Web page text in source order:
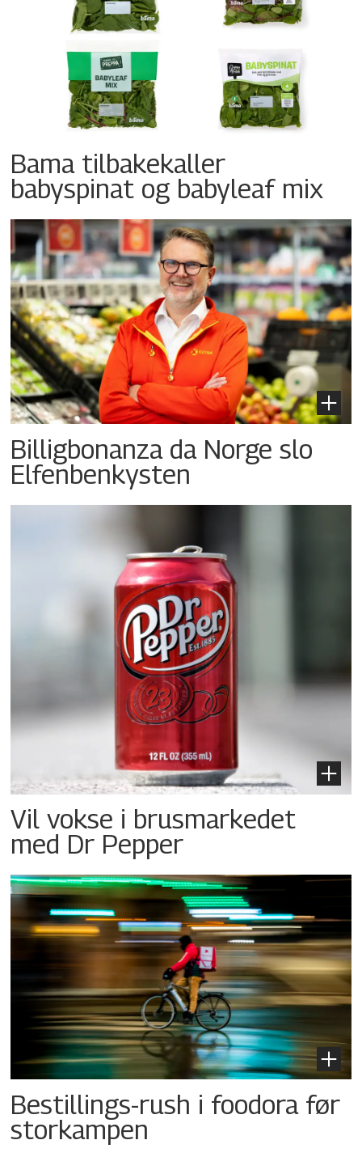
Bama tilbakekaller
babyspinat og babyleaf mix
Billigbonanza da Norge slo
Elfenbenkysten
Vil vokse i brusmarkedet
med Dr Pepper
Bestillings-rush i foodora før
storkampen